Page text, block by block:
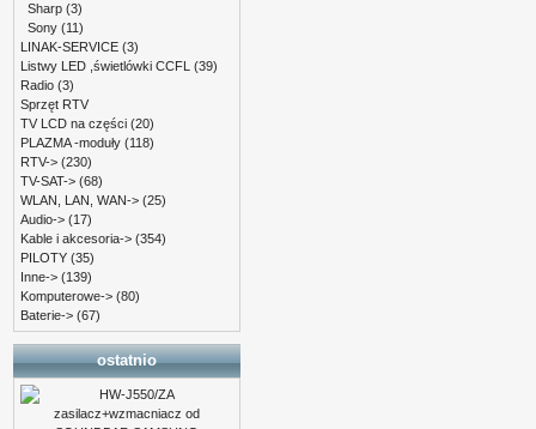
Sharp (3)
Sony (11)
LINAK-SERVICE (3)
Listwy LED ,świetlówki CCFL
(39)
Radio (3)
Sprzęt RTV
TV LCD na części (20)
PLAZMA -moduły (118)
RTV-> (230)
TV-SAT-> (68)
WLAN, LAN, WAN-> (25)
Audio-> (17)
Kable i akcesoria-> (354)
PILOTY (35)
Inne-> (139)
Komputerowe-> (80)
Baterie-> (67)
ostatnio